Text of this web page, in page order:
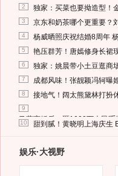
2 独家：买菜也要拗造型！
3 京东和奶茶哪个更重要？
4 杨威晒照庆祝结婚8周年
5 艳压群芳！唐嫣修身长裙
6 独家：姚晨带小土豆逛商
7 成都风味！张靓颖冯轲曝
8 接地气！阔太熊黛林打扮
9
马蓉离婚后，砸1000万人民币
10 甜到腻！黄晓明上海庆生
娱乐·大视野